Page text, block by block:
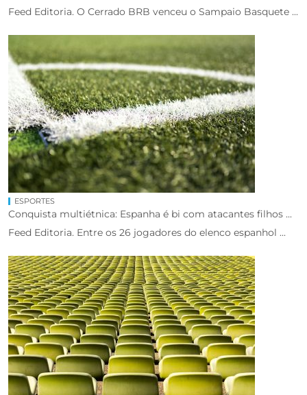
Feed Editoria. O Cerrado BRB venceu o Sampaio Basquete ...
ESPORTES
Conquista multiétnica: Espanha é bi com atacantes filhos ...
Feed Editoria. Entre os 26 jogadores do elenco espanhol ...